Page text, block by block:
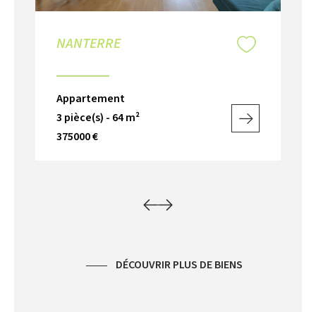
NANTERRE
Appartement
3 pièce(s) - 64 m²
375000 €
DÉCOUVRIR PLUS DE BIENS